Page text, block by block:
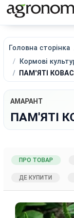
Головна сторінка
Кормові
ПАМ'ЯТІ
АМАРАНТ
ПАМ'ЯТІ
ПРО ТОВАР
ДЕ КУПИТИ